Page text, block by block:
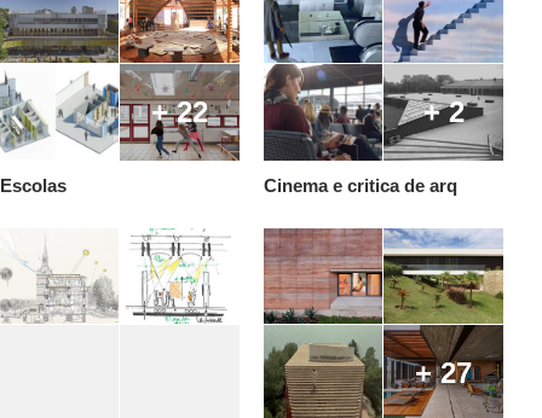
+ 22
Escolas
+ 2
Cinema e critica de arq
+ 27